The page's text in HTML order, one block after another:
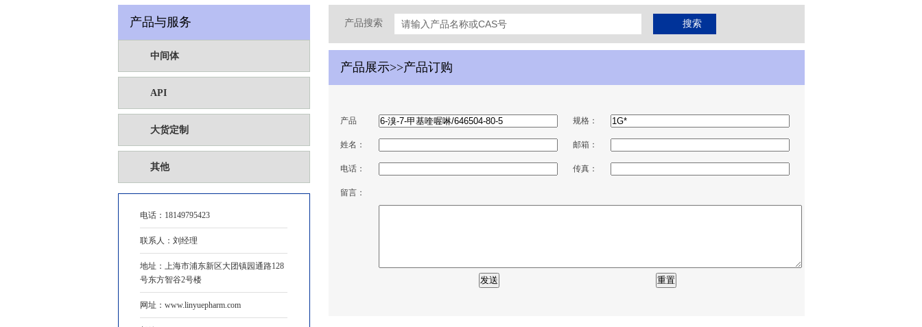
产品与服务
中间体
API
大货定制
其他
电话： 18149795423
联系人：刘经理
地址：上海市浦东新区大团镇园通路128
号东方智谷2号楼
网址：www.linyuepharm.com
产品搜索
产品展示>>产品订购
产品 规格：
姓名： 邮箱：
电话： 传真：
留言：